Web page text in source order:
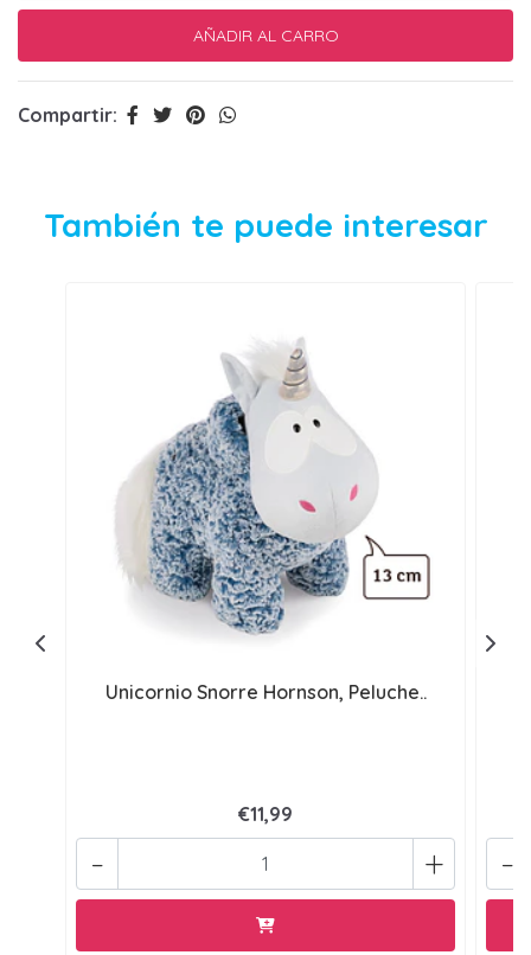
Compartir:
También te puede interesar
Unicornio Snorre Hornson, Peluche..
€11,99
+
- -